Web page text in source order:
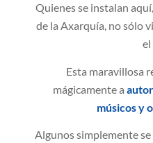
Quienes se instalan
de la Axarquía, no sólo
el
Esta maravillosa
mágicamente a
músicos y
Algunos simplemente